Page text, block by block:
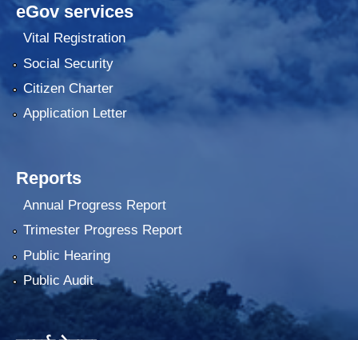
eGov services
Vital Registration
Social Security
Citizen Charter
Application Letter
Reports
Annual Progress Report
Trimester Progress Report
Public Hearing
Public Audit